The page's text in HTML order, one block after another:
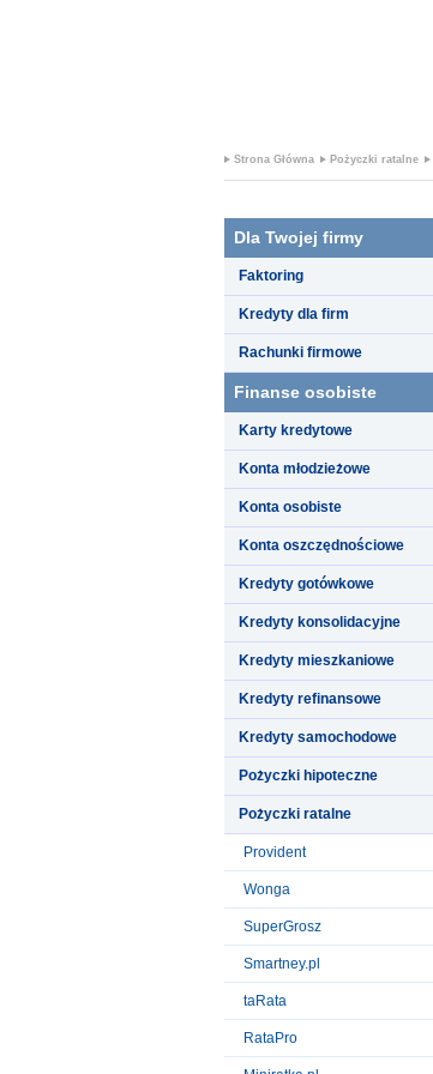
Strona Główna Pożyczki ratalne
Dla Twojej firmy
Faktoring
Kredyty dla firm
Rachunki firmowe
Finanse osobiste
Karty kredytowe
Konta młodzieżowe
Konta osobiste
Konta oszczędnościowe
Kredyty gotówkowe
Kredyty konsolidacyjne
Kredyty mieszkaniowe
Kredyty refinansowe
Kredyty samochodowe
Pożyczki hipoteczne
Pożyczki ratalne
Provident
Wonga
SuperGrosz
Smartney.pl
taRata
RataPro